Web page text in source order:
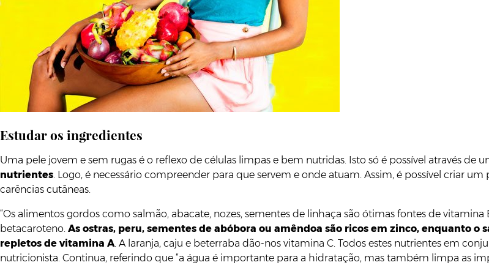
Estudar os ingredientes
Uma pele jovem e sem rugas é o reflexo de células limpas e bem nutridas. Isto só é possível através de
nutrientes. Logo, é necessário compreender para que servem e onde atuam. Assim, é possível criar
carências cutâneas.
“Os alimentos gordos como salmão, abacate, nozes, sementes de linhaça são ótimas fontes de
betacaroteno. As ostras, peru, sementes de abóbora ou amêndoa são ricos em zinco, enquanto o
repletos de vitamina A. A laranja, caju e beterraba dão-nos vitamina C. Todos estes nutrientes em
nutricionista. Continua, referindo que “a água é importante para a hidratação, mas também limpa as